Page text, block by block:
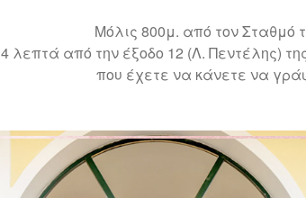
Μόλις 800μ. από τον Σταθμό
4 λεπτά από την έξοδο 12 (Λ. Πεντέλης)
που έχετε να κάνετε να